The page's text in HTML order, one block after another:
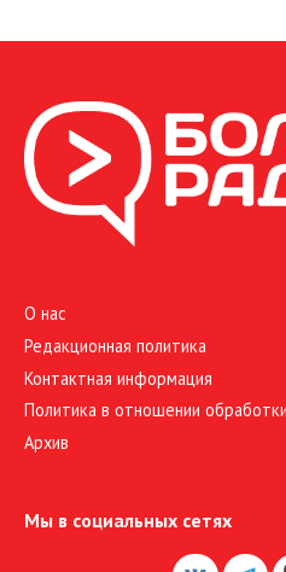
О нас
Редакционная политика
Контактная информация
Политика в отношении
Архив
Мы в социальных сетях